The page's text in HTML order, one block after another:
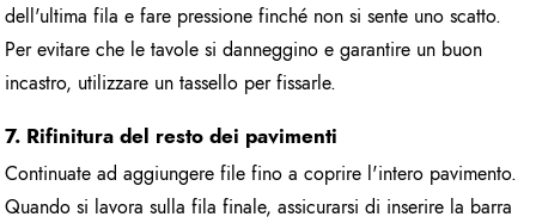
dell'ultima fila e fare pressione finché non si sente uno scatto.
Per evitare che le tavole si danneggino e garantire un buon
incastro, utilizzare un tassello per fissarle.
7. Rifinitura del resto dei pavimenti
Continuate ad aggiungere file fino a coprire l'intero pavimento.
Quando si lavora sulla fila finale, assicurarsi di inserire la barra